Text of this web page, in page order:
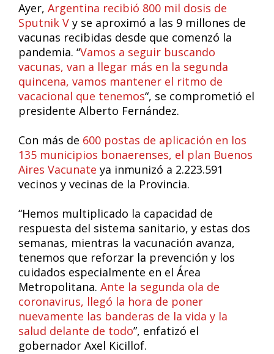
Ayer, Argentina recibió 800 mil dosis de
Sputnik V y se aproximó a las 9 millones de
vacunas recibidas desde que comenzó la
pandemia. “Vamos a seguir buscando
vacunas, van a llegar más en la segunda
quincena, vamos mantener el ritmo de
vacacional que tenemos“, se comprometió el
presidente Alberto Fernández.
Con más de 600 postas de aplicación en los
135 municipios bonaerenses, el plan Buenos
Aires Vacunate ya inmunizó a 2.223.591
vecinos y vecinas de la Provincia.
“Hemos multiplicado la capacidad de
respuesta del sistema sanitario, y estas dos
semanas, mientras la vacunación avanza,
tenemos que reforzar la prevención y los
cuidados especialmente en el Área
Metropolitana. Ante la segunda ola de
coronavirus, llegó la hora de poner
nuevamente las banderas de la vida y la
salud delante de todo”, enfatizó el
gobernador Axel Kicillof.